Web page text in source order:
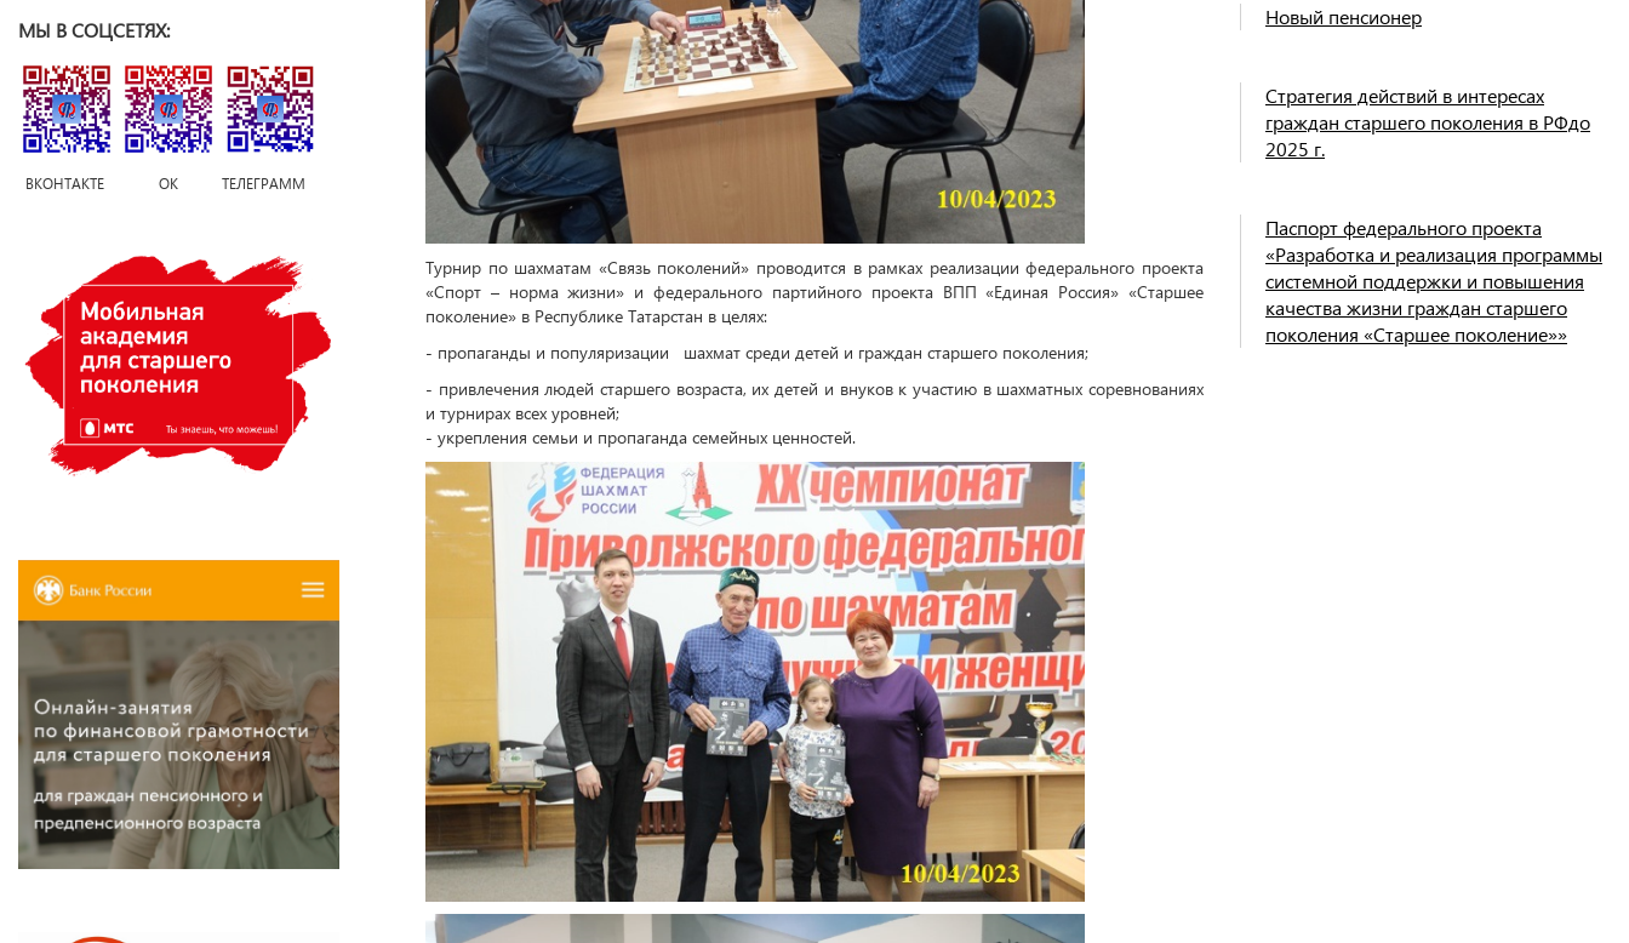
Турнир по шахматам «Связь поколений» проводится в рамках реализации федерального проекта
«Спорт – норма жизни» и федерального партийного проекта ВПП «Единая Россия» «Старшее
поколение» в Республике Татарстан в целях:
- пропаганды и популяризации шахмат среди детей и граждан старшего поколения;
- привлечения людей старшего возраста, их детей и внуков к участию в шахматных соревнованиях
и турнирах всех уровней;
- укрепления семьи и пропаганда семейных ценностей.
МЫ В СОЦСЕТЯХ:
ВКОНТАКТЕ ОК ТЕЛЕГРАММ
Новый пенсионер
Стратегия действий в интересах
граждан старшего поколения в РФдо
2025 г.
Паспорт федерального проекта
«Разработка и реализация программы
системной поддержки и повышения
качества жизни граждан старшего
поколения «Старшее поколение»»